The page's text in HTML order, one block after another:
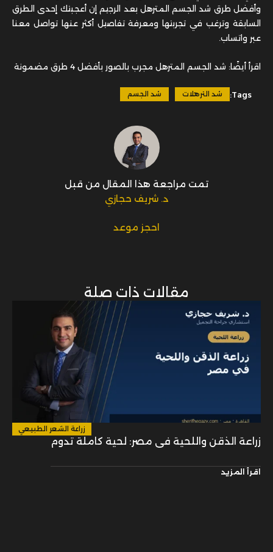
وأفضل طرق شد الجسم المترهل بعد الرجيم إن أعجبتك إحدى الطرق
السابقة وترغب في تجربتها ومعرفة تفاصيل أكثر عنها تواصل معنا
عبر واتساب.
اقرأ أيضًا: شد الجسم المترهل مجرب بالصور بأفضل 4 طرق مضمونة
Tags: شد الترهلات شد الجسم
تمت مراجعة هذا المقال من قبل
د. شريف حجازي
احجز موعد
مقالات ذات صلة
زراعة الشعر الطبيعي
زراعة الذقن واللحية في مصر: لحية كاملة تدوم
اقرأ المزيد